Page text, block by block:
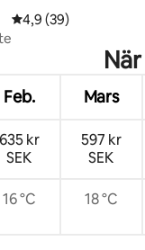
4,9 av 5 i
4,9 (39)
Feb. Mars
635 kr
SEK
597 kr
SEK
16 °C 18 °C